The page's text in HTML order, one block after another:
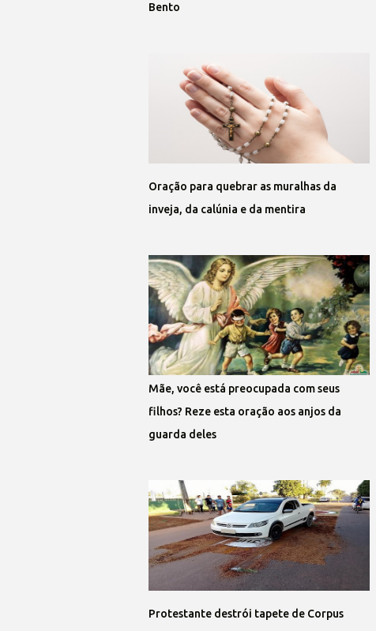
Bento
Oração para quebrar as muralhas da
inveja, da calúnia e da mentira
Mãe, você está preocupada com seus
filhos? Reze esta oração aos anjos da
guarda deles
Protestante destrói tapete de Corpus